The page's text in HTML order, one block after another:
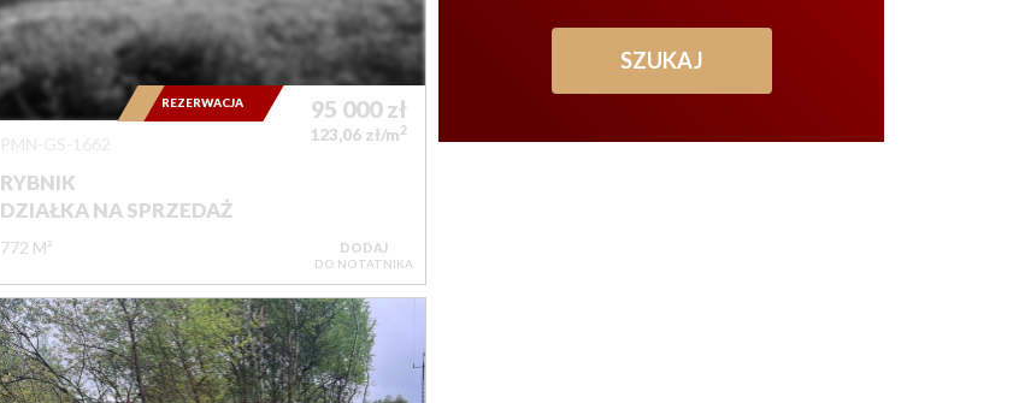
RYBNIK
DZIAŁKA NA SPRZEDAŻ
772 M²
95 000zł
123,06 zł/m2
REZERWACJA
DODAJ
DO NOTATNIKA